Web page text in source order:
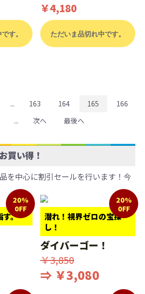
す。
￥4,180
ただいま品切れ中です。
... 163 164 165
166
... 次へ 最後へ
買い得！
を中心に割引セールを行います！今
す。
20%
0FF
潜れ！視界ゼロの宝探
し！
20%
0FF
ダイバーゴー！
￥3,850
⇒ ￥3,080